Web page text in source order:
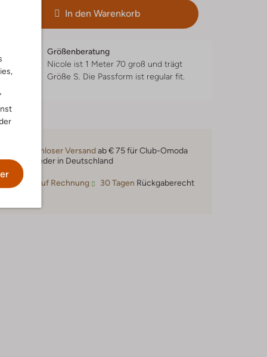
In den Warenkorb
Größenberatung
Nicole ist 1 Meter 70 groß und trägt
Größe S. Die Passform ist regular fit.
Kostenloser Versandab € 75 für Club-Omoda
Mitglieder in Deutschland
Kauf auf Rechnung 30 Tagen Rückgaberecht